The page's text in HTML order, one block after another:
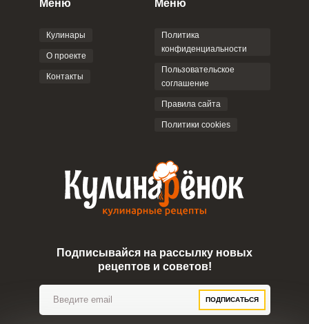
Меню
Кулинары
О проекте
Контакты
Меню
Политика
конфиденциальности
Пользовательское
соглашение
Правила сайта
Политики cookies
Подписывайся на рассылку новых
рецептов и советов!
ПОДПИСАТЬСЯ